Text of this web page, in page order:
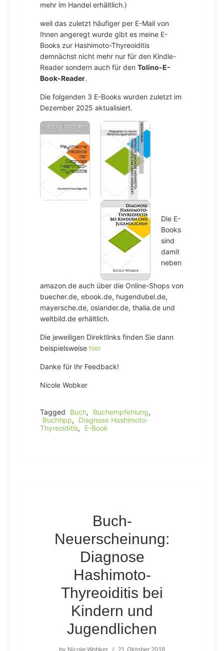
mehr im Handel erhältlich.)
weil das zuletzt häufiger per E-Mail von
Ihnen angeregt wurde gibt es meine E-
Books zur Hashimoto-Thyreoiditis
demnächst nicht mehr nur für den Kindle-
Reader sondern auch für den Tolino-E-
Book-Reader.
Die folgenden 3 E-Books wurden zuletzt im
Dezember 2025 aktualisiert.
Die E-
Books
sind
damit
neben
amazon.de auch über die Online-Shops von
buecher.de, ebook.de, hugendubel.de,
mayersche.de, osiander.de, thalia.de und
weltbild.de erhältlich.
Die jeweiligen Direktlinks finden Sie dann
beispielsweise hier
Danke für Ihr Feedback!
Nicole Wobker
Tagged Buch, Buchempfehlung,
Buchtipp,
Diagnose Hashimoto-
Thyreoiditis, E-Book
Buch-
Neuerscheinung:
Diagnose
Hashimoto-
Thyreoiditis bei
Kindern und
Jugendlichen
by Nicole Wobker / 21. Oktober 2018